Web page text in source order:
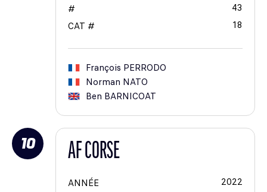
#
43
CAT #
18
François PERRODO
Norman NATO
Ben BARNICOAT
10 AF CORSE
ANNÉE
2022